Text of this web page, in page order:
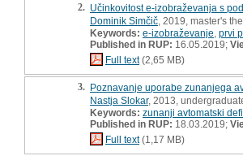
2. Učinkovitost e-izobraževanja s
Dominik Simčič , 2019, master's
Keywords: e-izobraževanje prvi
Published in RUP: 16.05.2019;
Full text(2,65 MB)
3. Poznavanje uporabe zunanjega
Nastja Slokar, 2013,
Keywords: zunanji avtomatski
Published in RUP: 18.03.2019;
Full text(1,17 MB)